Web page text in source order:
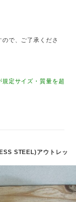
で、ご了承くださ
定サイズ・質量を超
STEEL)アウトレッ